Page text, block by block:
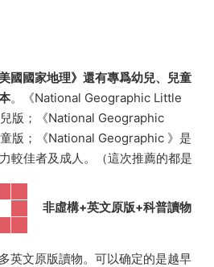
美國國家地理》還有專爲幼兒、兒童
。《National Geographic Little
版；《National Geographic
版；《National Geographic 》是
較佳者及成人。（這次推薦的都是
非虛構+英文原版+科普讀物
英文原版讀物。可以确定的是越早